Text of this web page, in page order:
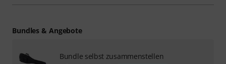
Bundles & Angebote
Bundle selbst zusammenstellen